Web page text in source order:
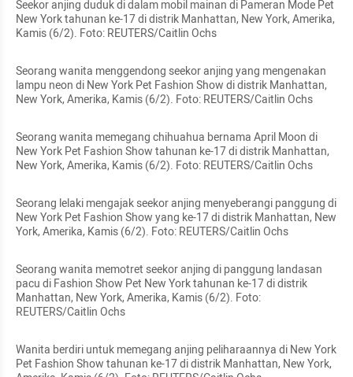
Seekor anjing duduk di dalam mobil mainan di Pameran Mode Pet
New York tahunan ke-17 di distrik Manhattan, New York, Amerika,
Kamis (6/2). Foto: REUTERS/Caitlin Ochs
Seorang wanita menggendong seekor anjing yang mengenakan
lampu neon di New York Pet Fashion Show di distrik Manhattan,
New York, Amerika, Kamis (6/2). Foto: REUTERS/Caitlin Ochs
Seorang wanita memegang chihuahua bernama April Moon di
New York Pet Fashion Show tahunan ke-17 di distrik Manhattan,
New York, Amerika, Kamis (6/2). Foto: REUTERS/Caitlin Ochs
Seorang lelaki mengajak seekor anjing menyeberangi panggung di
New York Pet Fashion Show yang ke-17 di distrik Manhattan, New
York, Amerika, Kamis (6/2). Foto: REUTERS/Caitlin Ochs
Seorang wanita memotret seekor anjing di panggung landasan
pacu di Fashion Show Pet New York tahunan ke-17 di distrik
Manhattan, New York, Amerika, Kamis (6/2). Foto:
REUTERS/Caitlin Ochs
Wanita berdiri untuk memegang anjing peliharaannya di New York
Pet Fashion Show tahunan ke-17 di distrik Manhattan, New York,